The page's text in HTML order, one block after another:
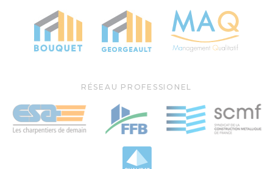
RÉSEAU PROFESSIONEL